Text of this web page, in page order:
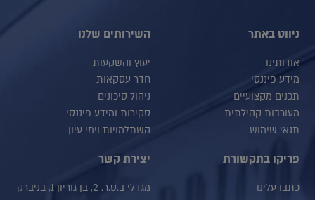
ניווט באתר
אודותינו
מידע פיננסי
תכנים מקצועיים
מעורבות קהילתית
תנאי שימוש
השירותים שלנו
יעוץ והשקעות
חדר עסקאות
ניהול סיכונים
סקירות ומידע פיננסי
השתלמויות וימי עיון
פריקו בתקשורת
כתבו עלינו
יצירת קשר
מגדלי ב.ס.ר. 2, בן גוריון 1, בניברק